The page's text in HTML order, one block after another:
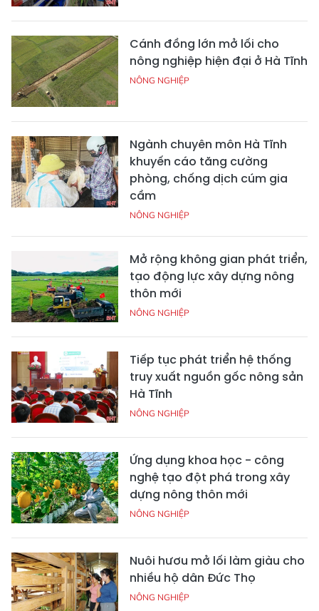
Cánh đồng lớn mở lối cho
nông nghiệp hiện đại ở Hà Tĩnh
NÔNG NGHIỆP
Ngành chuyên môn Hà Tĩnh
khuyến cáo tăng cường
phòng, chống dịch cúm gia
cầm
NÔNG NGHIỆP
Mở rộng không gian phát triển,
tạo động lực xây dựng nông
thôn mới
NÔNG NGHIỆP
Tiếp tục phát triển hệ thống
truy xuất nguồn gốc nông sản
Hà Tĩnh
NÔNG NGHIỆP
Ứng dụng khoa học - công
nghệ tạo đột phá trong xây
dựng nông thôn mới
NÔNG NGHIỆP
Nuôi hươu mở lối làm giàu cho
nhiều hộ dân Đức Thọ
NÔNG NGHIỆP